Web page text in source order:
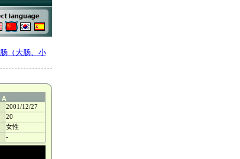
肠（大肠、小
2001/12/27
20
女性
-